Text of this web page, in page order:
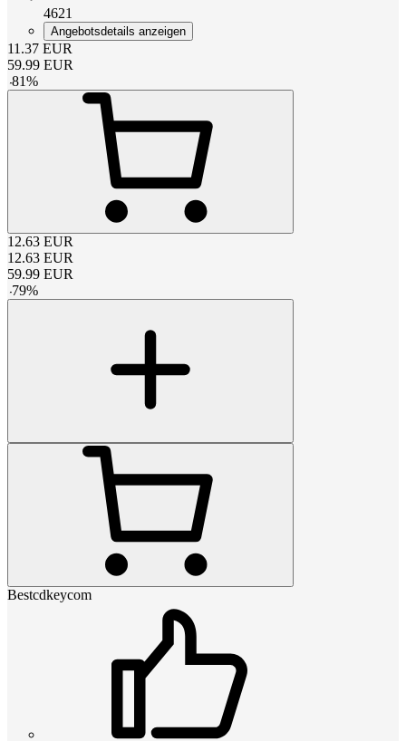
4621
Angebotsdetails anzeigen
11.37 EUR
59.99 EUR
-81%
12.63 EUR
12.63 EUR
59.99 EUR
-79%
Bestcdkeycom